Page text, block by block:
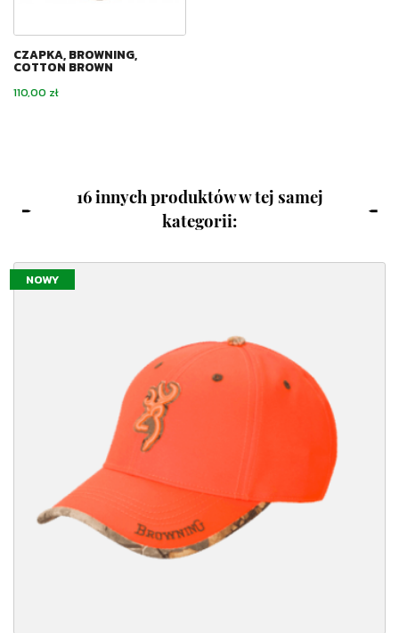
CZAPKA, BROWNING,
COTTON BROWN
Cena
110,00 zł
16 innych produktów w tej samej
kategorii:
NOWY